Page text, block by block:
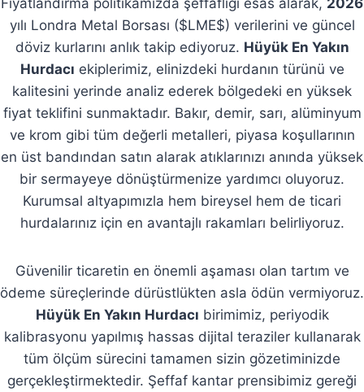
Fiyatlandırma politikamızda şeffaflığı esas alarak, 2026
yılı Londra Metal Borsası ($LME$) verilerini ve güncel
döviz kurlarını anlık takip ediyoruz. Hüyük En Yakın
Hurdacı ekiplerimiz, elinizdeki hurdanın türünü ve
kalitesini yerinde analiz ederek bölgedeki en yüksek
fiyat teklifini sunmaktadır. Bakır, demir, sarı, alüminyum
ve krom gibi tüm değerli metalleri, piyasa koşullarının
en üst bandından satın alarak atıklarınızı anında yüksek
bir sermayeye dönüştürmenize yardımcı oluyoruz.
Kurumsal altyapımızla hem bireysel hem de ticari
hurdalarınız için en avantajlı rakamları belirliyoruz.
Güvenilir ticaretin en önemli aşaması olan tartım ve
ödeme süreçlerinde dürüstlükten asla ödün vermiyoruz.
Hüyük En Yakın Hurdacı birimimiz, periyodik
kalibrasyonu yapılmış hassas dijital teraziler kullanarak
tüm ölçüm sürecini tamamen sizin gözetiminizde
gerçekleştirmektedir. Şeffaf kantar prensibimiz gereği